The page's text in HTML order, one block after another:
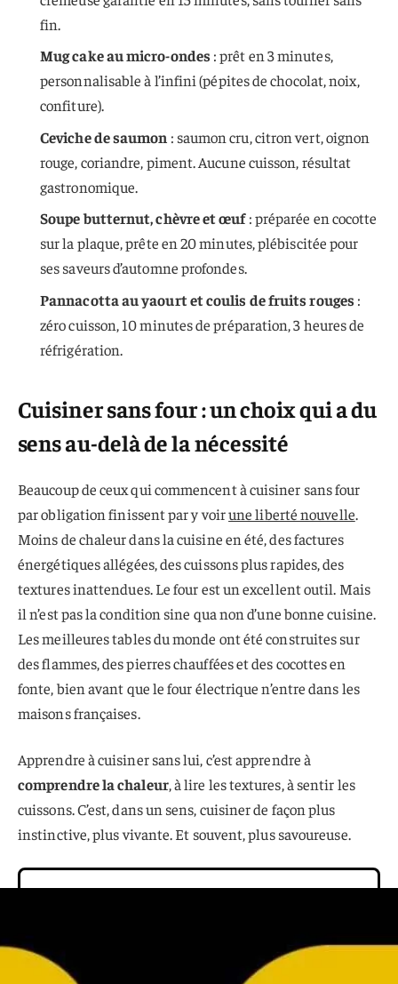
fin.
Mug cake au micro-ondes : prêt en 3 minutes,
personnalisable à l’infini (pépites de chocolat, noix,
confiture).
Ceviche de saumon : saumon cru, citron vert, oignon
rouge, coriandre, piment. Aucune cuisson, résultat
gastronomique.
Soupe butternut, chèvre et œuf: préparée en cocotte
sur la plaque, prête en 20 minutes, plébiscitée pour
ses saveurs d’automne profondes.
Pannacotta au yaourt et coulis de fruits rouges :
zéro cuisson, 10 minutes de préparation, 3 heures de
réfrigération.
Cuisiner sans four : un choix qui a du
sens au-delà de la nécessité
Beaucoup de ceux qui commencent à cuisiner sans four
par obligation finissent par y voirune liberté nouvelle.
Moins de chaleur dans la cuisine en été, des factures
énergétiques allégées, des cuissons plus rapides, des
textures inattendues. Le four est un excellent outil. Mais
il n’est pas la condition sine qua non d’une bonne cuisine.
Les meilleures tables du monde ont été construites sur
des flammes, des pierres chauffées et des cocottes en
fonte, bien avant que le four électrique n’entre dans les
maisons françaises.
Apprendre à cuisiner sans lui, c’est apprendre à
comprendre la chaleur, à lire les textures, à sentir les
cuissons. C’est, dans un sens, cuisiner de façon plus
instinctive, plus vivante. Et souvent, plus savoureuse.